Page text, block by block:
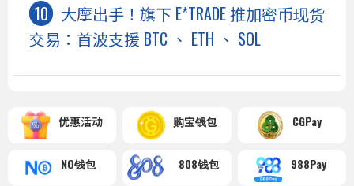
大摩出手！旗下 E*TRADE 推加密币现货
交易：首波支援 BTC 、 ETH 、 SOL
优惠活动 购宝钱包 CGPay
NO钱包 808钱包 988Pay